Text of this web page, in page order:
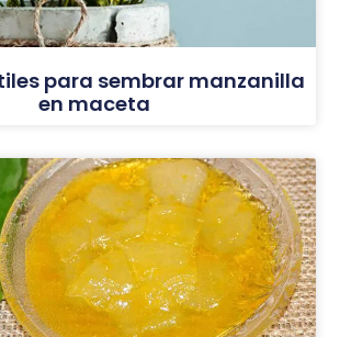
para sembrar manzanilla
en maceta